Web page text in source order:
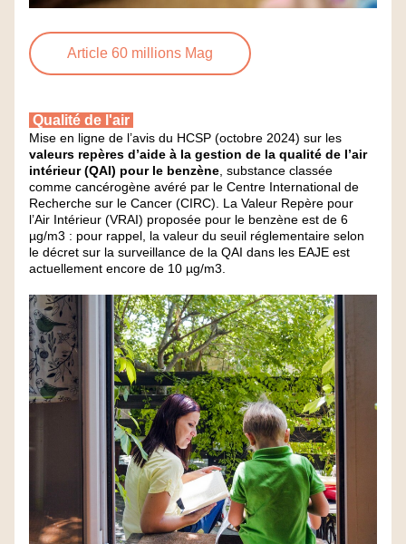
Article 60 millions Mag
Qualité de l'air
valeurs repères d’aide à la gestion de la qualité de l’air
intérieur (QAI) pour le benzène , substance classée
comme cancérogène avéré par le Centre International de
Recherche sur le Cancer (CIRC). La Valeur Repère pour
l’Air Intérieur (VRAI) proposée pour le benzène est de 6
µg/m3 : pour rappel, la valeur du seuil réglementaire selon
le décret sur la surveillance de la QAI dans les EAJE est
actuellement encore de 10 µg/m3.